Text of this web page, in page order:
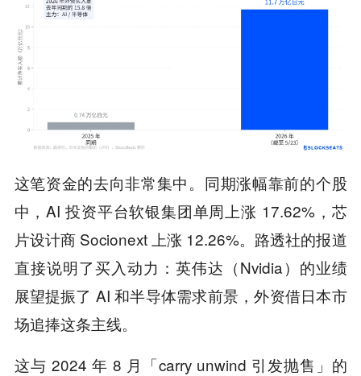
这笔资金的去向非常集中。同期涨幅靠前的个股
中，AI 投资平台软银集团单周上涨 17.62%，芯
片设计商 Socionext 上涨 12.26%。路透社的报道
直接说明了买入动力：英伟达（Nvidia）的业绩
展望提振了 AI 和半导体需求前景，外资借日本市
场追捧这条主线。
这与 2024 年 8 月「carry unwind 引发抛售」的